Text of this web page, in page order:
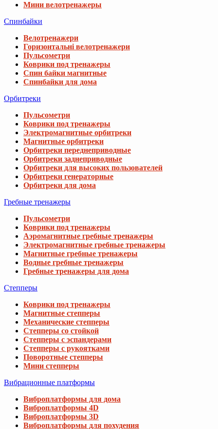
Мини велотренажеры
Спинбайки
Велотренажери
Горизонтальні велотренажери
Пульсометри
Коврики под тренажеры
Спин байки магнитные
Спинбайки для дома
Орбитреки
Пульсометри
Коврики под тренажеры
Электромагнитные орбитреки
Магнитные орбитреки
Орбитреки переднеприводные
Орбитреки заднеприводные
Орбитреки для высоких пользователей
Орбитреки генераторные
Орбитреки для дома
Гребные тренажеры
Пульсометри
Коврики под тренажеры
Аэромагнитные гребные тренажеры
Электромагнитные гребные тренажеры
Магнитные гребные тренажеры
Водные гребные тренажеры
Гребные тренажеры для дома
Степперы
Коврики под тренажеры
Магнитные степперы
Механические степперы
Степперы со стойкой
Степперы с эспандерами
Степперы с рукоятками
Поворотные степперы
Мини степперы
Вибрационные платформы
Виброплатформы для дома
Виброплатформы 4D
Виброплатформы 3D
Виброплатформы для похудения